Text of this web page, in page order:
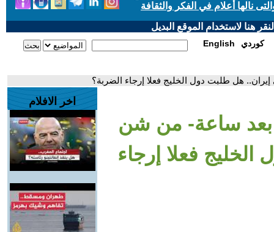
نالها أعلام في الفكر والثقافة
هنا لاستخدام الموقع البديل
English كوردي
هل طلبت دول الخليج فعلا إرجاء الضربة؟
ساعة- من شن
فعلا إرجاء
اخر الافلام